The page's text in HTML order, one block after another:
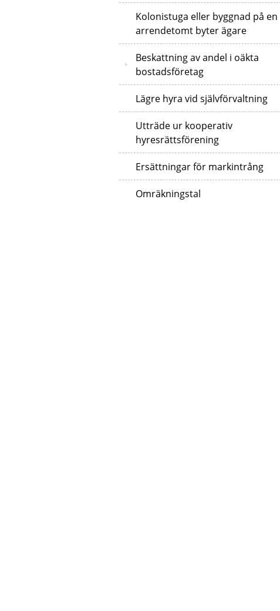
Kolonistuga eller byggnad på en
arrendetomt byter ägare
Beskattning av andel i oäkta
bostadsföretag
Lägre hyra vid självförvaltning
Utträde ur kooperativ
hyresrättsförening
Ersättningar för markintrång
Omräkningstal